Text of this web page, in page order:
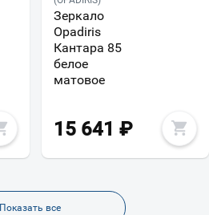
Зеркало
Opadiris
Кантара 85
белое
матовое
15 641 ₽
Показать все